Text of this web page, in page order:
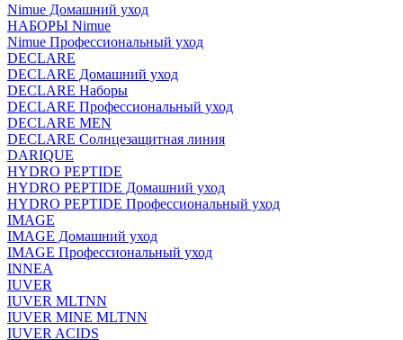
Nimue Домашний уход
НАБОРЫ Nimue
Nimue Профессиональный уход
DECLARE
DECLARE Домашний уход
DECLARE Наборы
DECLARE Профессиональный уход
DECLARE MEN
DECLARE Солнцезащитная линия
DARIQUE
HYDRO PEPTIDE
HYDRO PEPTIDE Домашний уход
HYDRO PEPTIDE Профессиональный уход
IMAGE
IMAGE Домашний уход
IMAGE Профессиональный уход
INNEA
IUVER
IUVER MLTNN
IUVER MINE MLTNN
IUVER ACIDS